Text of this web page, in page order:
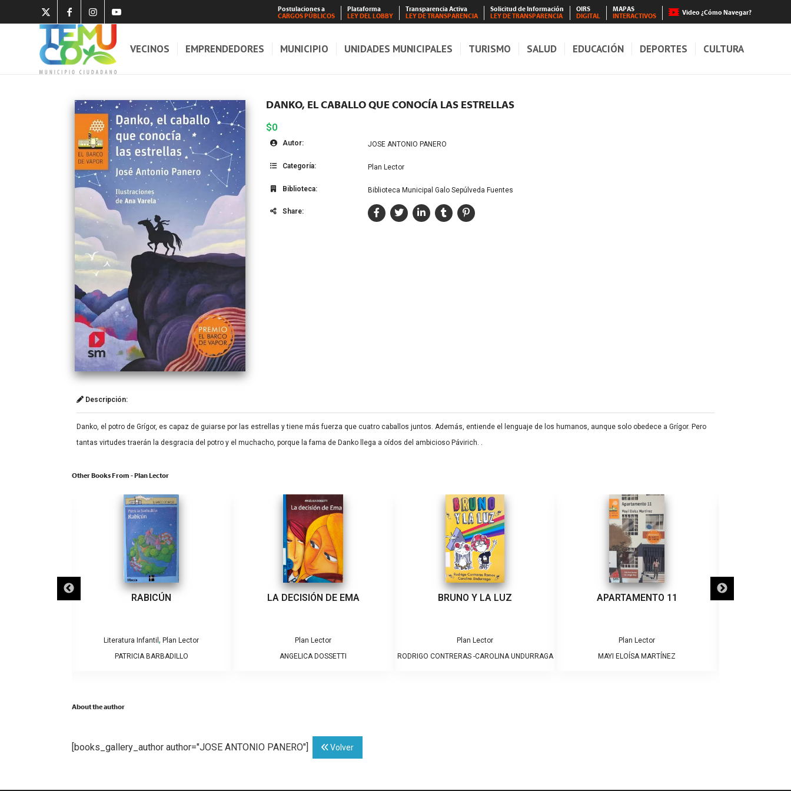
Postulaciones a
CARGOS PÚBLICOS
Plataforma
LEY DEL LOBBY
Transparencia Activa
LEY DE TRANSPARENCIA
Solicitud de Información
LEY DE TRANSPARENCIA
OIRS
DIGITAL
MAPAS
INTERACTIVOS
Video ¿Cómo Navegar?
VECINOS EMPRENDEDORES MUNICIPIO UNIDADES MUNICIPALES TURISMO SALUD EDUCACIÓN DEPORTES CULTURA
DANKO, EL CABALLO QUE CONOCÍA LAS ESTRELLAS
$0
Autor: JOSE ANTONIO PANERO
Categoría: Plan Lector
Biblioteca: Biblioteca Municipal Galo Sepúlveda Fuentes
Share:
Descripción:
Danko, el potro de Grígor, es capaz de guiarse por las estrellas y tiene más fuerza que cuatro caballos juntos. Además, entiende el lenguaje de los humanos, aunque solo obedece a Grígor. Pero
tantas virtudes traerán la desgracia del potro y el muchacho, porque la fama de Danko llega a oídos del ambicioso Pávirich. .
Other Books From - Plan Lector
RABICÚN
Literatura Infantil , Plan Lector
PATRICIA BARBADILLO
LA DECISIÓN DE EMA
Plan Lector
ANGELICA DOSSETTI
BRUNO Y LA LUZ
Plan Lector
RODRIGO CONTRERAS -CAROLINA UNDURRAGA
APARTAMENTO 11
Plan Lector
MAYI ELOÍSA MARTÍNEZ
About the author
[books_gallery_author author="JOSE ANTONIO PANERO"] Volver